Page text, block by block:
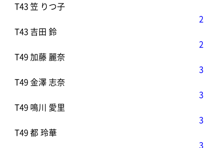
T43 笠 りつ子
2
T43 吉田 鈴
2
T49 加藤 麗奈
3
T49 金澤 志奈
3
T49 鳴川 愛里
3
T49 都 玲華
3